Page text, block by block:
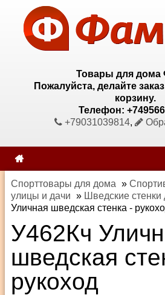
Товары для дома
Пожалуйста, делайте
корзину.
Телефон:
+79031039814,
Спорттовары для дома »
улицы и дачи » Шведские
Уличная шведская стенка -
У462Кч
шведская
рукоход